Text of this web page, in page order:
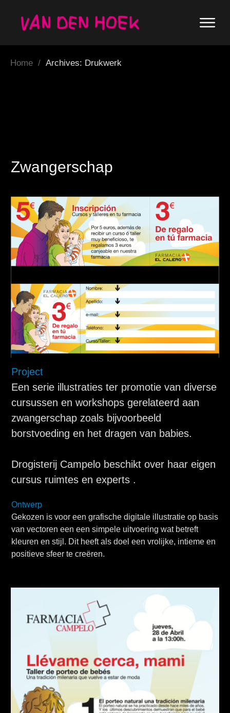
Home / Archives: Drukwerk
Zwangerschap
Project
Een serie illustraties ter promotie van diverse
cursussen en workshops gerelateerd aan
zwangerschap zoals bijvoorbeeld
borstvoeding en het dragen van babies.
Drogisterij Campelo beschikt over haar eigen
cursus ruimtes en experts .
Ontwerp
Gekozen is voor een grafische digitale illustratie op basis
van vectoren een een simpele uitvoering wat betreft
kleuren en stijl. Dit heeft als doel een vrolijke, intieme en
positieve sfeer te creëren.